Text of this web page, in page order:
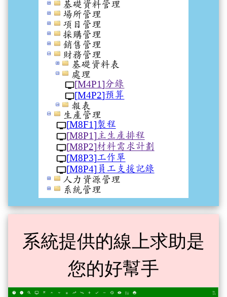
系統提供的線上求助是
您的好幫手